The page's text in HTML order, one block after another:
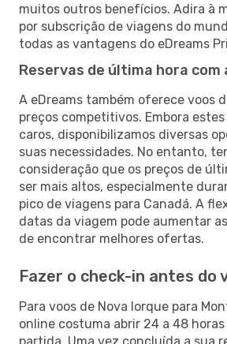
muitos outros benefícios. Adira à
por subscrição de viagens do
todas as vantagens do eDreams
Reservas de última hora com
A eDreams também oferece voos
preços competitivos. Embora
caros, disponibilizamos diversas
suas necessidades. No entanto,
consideração que os preços de
ser mais altos, especialmente
pico de viagens para Canadá. A
datas da viagem pode aumentar
de encontrar melhores ofertas.
Fazer o check-in antes do
Para voos de Nova Iorque para
online costuma abrir 24 a 48